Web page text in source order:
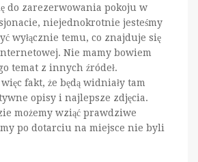
do zarezerwowania pokoju w
niejednokrotnie jesteśmy
wyłącznie temu, co znajduje się
Nie mamy bowiem
temat z innych źródeł.
fakt, że będą widniały tam
opisy i najlepsze zdjęcia.
możemy wziąć prawdziwe
po dotarciu na miejsce nie byli